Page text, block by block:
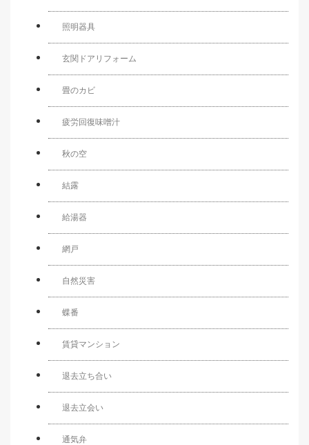
照明器具
玄関ドアリフォーム
畳のカビ
疲労回復味噌汁
秋の空
結露
給湯器
網戸
自然災害
蝶番
賃貸マンション
退去立ち合い
退去立会い
通気弁